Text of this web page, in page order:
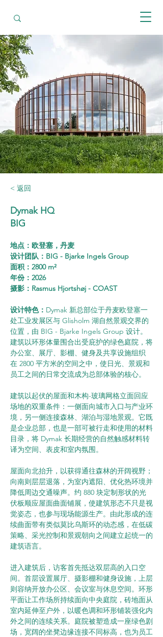
< 返回
Dymak HQ
BIG
地点：欧登塞，丹麦
设计团队：BIG - Bjarke Ingels Group
面积：2800 m²
年份：2026
摄影：Rasmus Hjortshøj - COAST
设计特色： Dymak 新总部位于丹麦欧登塞一
处工业发展区与 Glisholm 湖自然景观交界的
位置，由 BIG - Bjarke Ingels Group 设计。
建筑以环形体量围合出受庇护的绿色庭院，将
办公室、展厅、影棚、健身及共享设施组织
在 2800 平方米的空间之中，使日光、景观和
员工之间的日常交流成为总部体验的核心。
建筑以起伏的屋面和木构-玻璃网格立面回应
场地的双重条件：一侧面向城市入口与产业环
境，另一侧连接森林、湖泊与湿地景观。它既
是企业总部，也是一部可被行走和使用的材料
目录，将 Dymak 长期经营的自然触感材料转
译为空间、表皮和室内氛围。
屋面向北抬升，以获得通往森林的开阔视野；
向南则层层退落，为室内遮阳、优化热环境并
降低周边交通噪声。约 880 块定制形状的光
伏板顺应屋面曲面铺展，使建筑形态不只是视
觉姿态，也参与现场能源生产。由此形成的连
续曲面带有类似莫比乌斯环的动态感，在低碳
策略、采光控制和景观朝向之间建立起统一的
建筑语言。
进入建筑后，访客首先抵达双层高的入口空
间。首层设置展厅、摄影棚和健身设施，上层
则容纳开放办公区、会议室与休息空间。环形
平面让工作场所持续面向中央庭院，砖地面从
室内延伸至户外，以暖色调和环形铺装强化内
外之间的连续关系。庭院被塑造成一座绿色剧
场，宽阔的坐凳边缘连接不同标高，也为员工